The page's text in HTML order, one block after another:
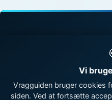
|
Vi
Vragguiden bruger cookies
siden. Ved at fortsætte